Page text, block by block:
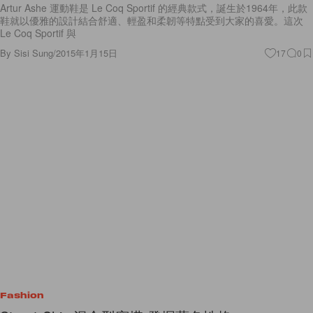
Artur Ashe 運動鞋是 Le Coq Sportif 的經典款式，誕生於1964年，此款
鞋就以優雅的設計結合舒適、輕盈和柔韌等特點受到大家的喜愛。這次
Le Coq Sportif 與
By Sisi Sung/2015年1月15日 17 0
Fashion